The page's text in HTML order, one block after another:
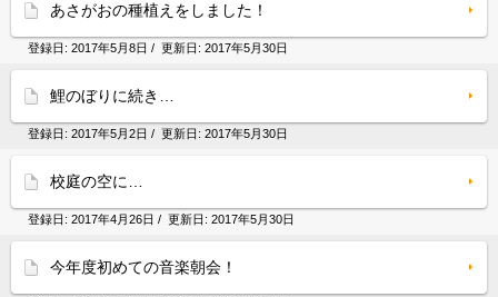
あさがおの種植えをしました！
登録日: 2017年5月8日 / 更新日: 2017年5月30日
鯉のぼりに続き…
登録日: 2017年5月2日 / 更新日: 2017年5月30日
校庭の空に…
登録日: 2017年4月26日 / 更新日: 2017年5月30日
今年度初めての音楽朝会！